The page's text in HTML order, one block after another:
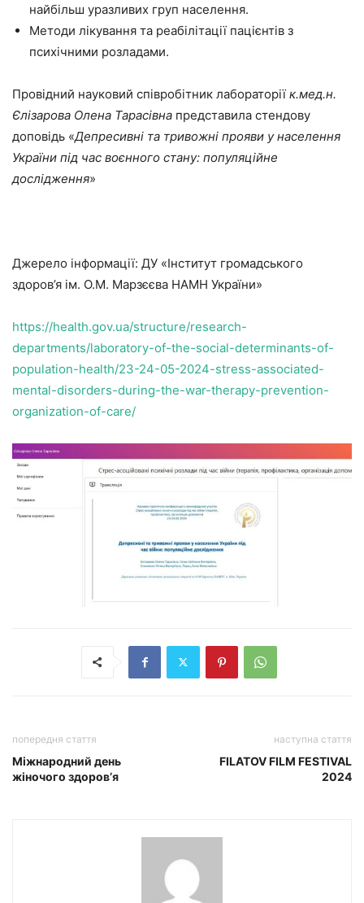
найбільш уразливих груп населення.
Методи лікування та реабілітації пацієнтів з
психічними розладами.
Провідний науковий співробітник лабораторії к.мед.н.
Єлізарова Олена Тарасівна представила стендову
доповідь «Депресивні та тривожні прояви у населення
України під час воєнного стану: популяційне
дослідження»
Джерело інформації: ДУ «Інститут громадського
здоров’я ім. О.М. Марзєєва НАМН України»
https://health.gov.ua/structure/research-
departments/laboratory-of-the-social-determinants-of-
population-health/23-24-05-2024-stress-associated-
mental-disorders-during-the-war-therapy-prevention-
organization-of-care/
попередня стаття
Міжнародний день
жіночого здоров’я
наступна стаття
FILATOV FILM FESTIVAL
2024